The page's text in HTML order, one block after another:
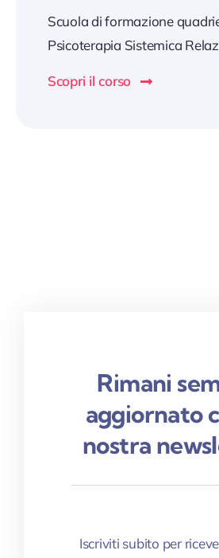
Scuola di formazione
Psicoterapia Sistemica
Scopri il corso
Rimani
aggiornato
nostra
Iscriviti subito per